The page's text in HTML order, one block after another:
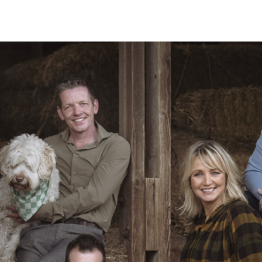
zoek?
Zoeken